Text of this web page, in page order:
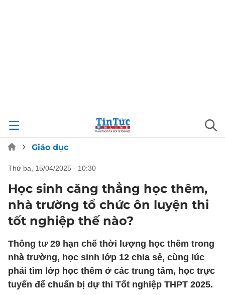
Giáo dục
thứ ba, 15/04/2025 - 10:30
Học sinh căng thẳng học thêm,
nhà trường tổ chức ôn luyện thi
tốt nghiệp thế nào?
Thông tư 29 hạn chế thời lượng học thêm trong
nhà trường, học sinh lớp 12 chia sẻ, cùng lúc
phải tìm lớp học thêm ở các trung tâm, học trực
tuyến để chuẩn bị dự thi Tốt nghiệp THPT 2025.